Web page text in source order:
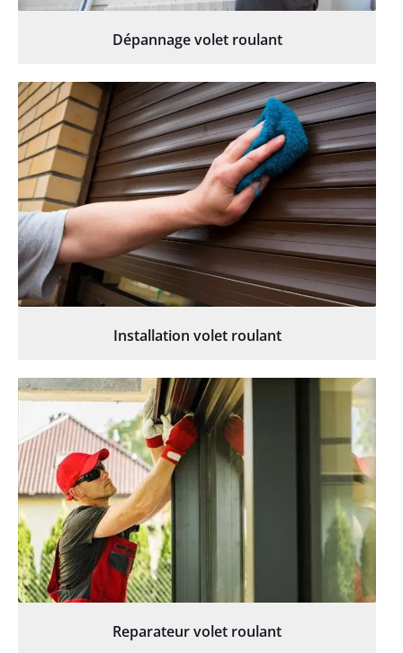
Dépannage volet roulant
Installation volet roulant
Reparateur volet roulant